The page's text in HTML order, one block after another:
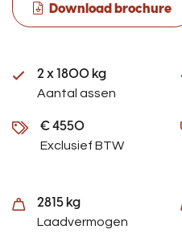
Download brochure
2 x 1800 kg
Aantal assen
€ 4550
Exclusief BTW
2815 kg
Laadvermogen